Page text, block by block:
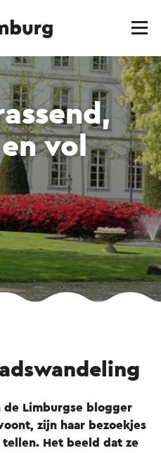
vol
de Limburgse blogger
zijn haar bezoekjes
tellen. Het beeld dat ze